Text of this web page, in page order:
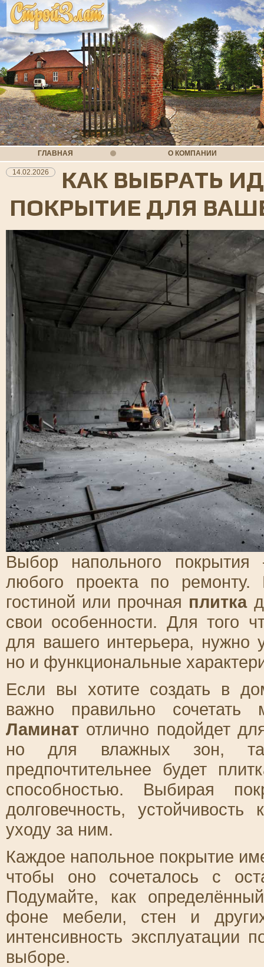
ГЛАВНАЯ О КОМПАНИИ
14.02.2026
КАК ВЫБРАТЬ
ПОКРЫТИЕ ДЛЯ
Выбор напольного
любого проекта по
гостиной или прочная плитка
свои особенности. Для того
для вашего интерьера, нужно
но и функциональные
Если вы хотите создать в
важно правильно
Ламинат отлично подойдет
но для влажных зон,
предпочтительнее будет
способностью. Выбирая
долговечность,
уходу за ним.
Каждое напольное покрытие
чтобы оно сочеталось с
Подумайте, как
фоне мебели, стен и
интенсивность
выборе.